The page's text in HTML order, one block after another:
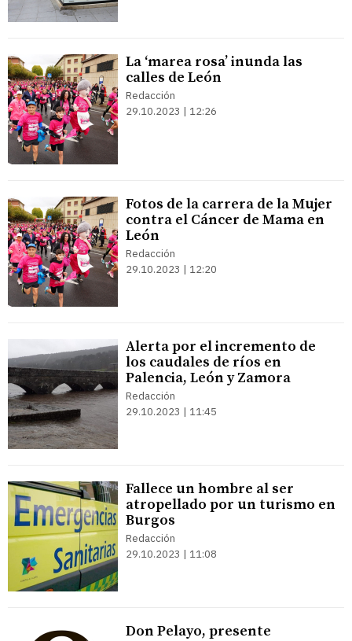
La ‘marea rosa’ inunda las
calles de León
Redacción
29.10.2023 | 12:26
Fotos de la carrera de la Mujer
contra el Cáncer de Mama en
León
Redacción
29.10.2023 | 12:20
Alerta por el incremento de
los caudales de ríos en
Palencia, León y Zamora
Redacción
29.10.2023 | 11:45
Fallece un hombre al ser
atropellado por un turismo en
Burgos
Redacción
29.10.2023 | 11:08
Don Pelayo, presente